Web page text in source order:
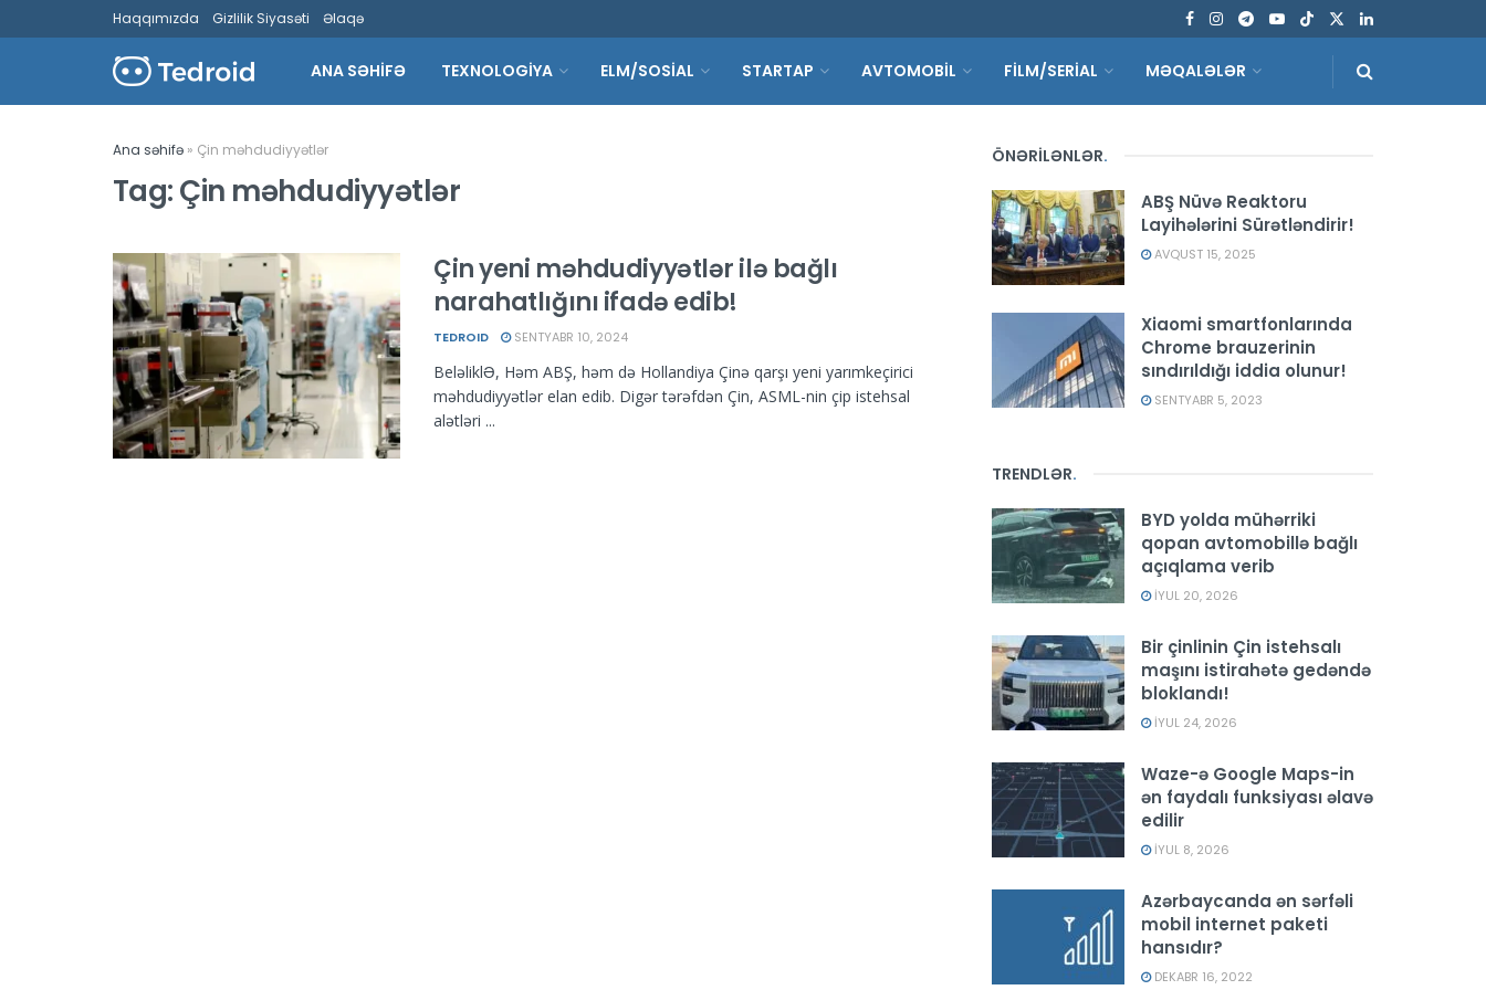
Haqqımızda Gizlilik Siyasəti Əlaqə
ANA SƏHİFƏ TEXNOLOGİYA ELM/SOSİAL STARTAP AVTOMOBİL FİLM/SERİAL MƏQALƏLƏR
Ana səhifə » Çin məhdudiyyətlər
Tag:Çin məhdudiyyətlər
Çin yeni məhdudiyyətlər ilə bağlı
narahatlığını ifadə edib!
TEDROID SENTYABR 10, 2024
BeləliklƏ, Həm ABŞ, həm də Hollandiya Çinə qarşı yeni yarımkeçirici
məhdudiyyətlər elan edib. Digər tərəfdən Çin, ASML-nin çip istehsal
alətləri ...
ÖNƏRİLƏNLƏR.
ABŞ Nüvə Reaktoru
Layihələrini Sürətləndirir!
AVQUST 15, 2025
Xiaomi smartfonlarında
Chrome brauzerinin
sındırıldığı iddia olunur!
SENTYABR 5, 2023
TRENDLƏR.
BYD yolda mühərriki
qopan avtomobillə bağlı
açıqlama verib
İYUL 20, 2026
Bir çinlinin Çin istehsalı
maşını istirahətə gedəndə
bloklandı!
İYUL 24, 2026
Waze-ə Google Maps-in
ən faydalı funksiyası əlavə
edilir
İYUL 8, 2026
Azərbaycanda ən sərfəli
mobil internet paketi
hansıdır?
DEKABR 16, 2022